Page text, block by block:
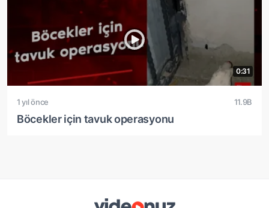
0:31
1 yıl önce 11.9B
Böcekler için tavuk operasyonu